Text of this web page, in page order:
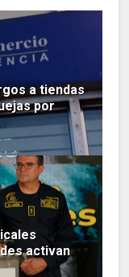
a tiendas
por
activan